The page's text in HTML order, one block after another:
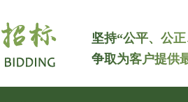
坚持“公平、公
争取为客户提供